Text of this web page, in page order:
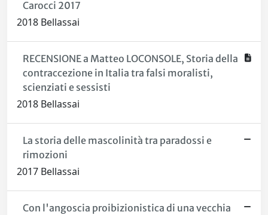
Carocci 2017
2018 Bellassai
RECENSIONE a Matteo LOCONSOLE, Storia della
contraccezione in Italia tra falsi moralisti,
scienziati e sessisti
2018 Bellassai
La storia delle mascolinità tra paradossi e
rimozioni
2017 Bellassai
Con l'angoscia proibizionistica di una vecchia